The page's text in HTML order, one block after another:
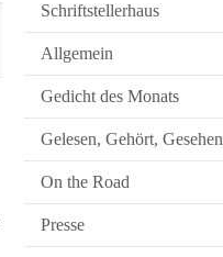
Schriftstellerhaus
Allgemein
Gedicht des Monats
Gelesen, Gehört, Gesehen
On the Road
Presse